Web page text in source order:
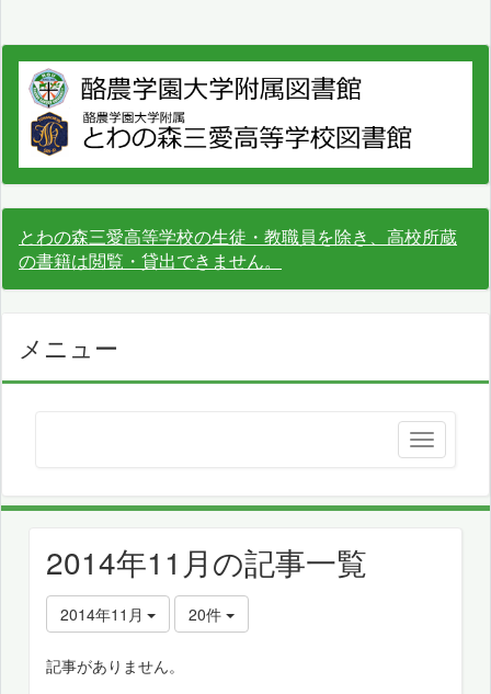
とわの森三愛高等学校の生徒・教職員を除き、高校所蔵
の書籍は閲覧・貸出できません。
メニュー
2014年11月の記事一覧
2014年11月 20件
記事がありません。